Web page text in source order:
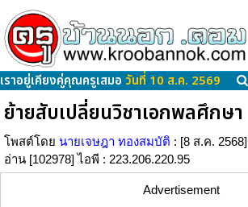
เราอยู่เคียงคู่คุณครูเสมอ วันที่ 10 ส.ค. 2569
ย้ายสับเปลี่ยนวิชาเอกพลศึกษา
โพสต์โดย นายเจษฎา ทองสมบัติ : [8 ส.ค. 2568]
อ่าน [102978] ไอพี : 223.206.220.95
Advertisement